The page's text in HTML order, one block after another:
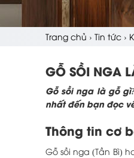
Trang chủ › Tin tức ›
GỖ SỒI NGA
Gỗ sồi nga là gỗ
nhất đến bạn đọc
Thông tin cơ
Gỗ sồi nga (Tần Bì)